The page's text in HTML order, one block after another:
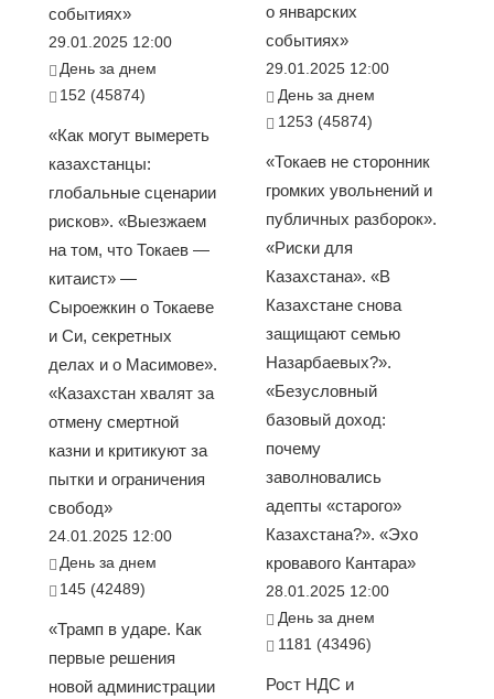
событиях»
29.01.2025 12:00
День за днем
152 (45874)
«Как могут вымереть
казахстанцы:
глобальные сценарии
рисков». «Выезжаем
на том, что Токаев —
китаист» —
Сыроежкин о Токаеве
и Си, секретных
делах и о Масимове».
«Казахстан хвалят за
отмену смертной
казни и критикуют за
пытки и ограничения
свобод»
24.01.2025 12:00
День за днем
145 (42489)
«Трамп в ударе. Как
первые решения
новой администрации
о январских
событиях»
29.01.2025 12:00
День за днем
1253 (45874)
«Токаев не сторонник
громких увольнений и
публичных разборок».
«Риски для
Казахстана». «В
Казахстане снова
защищают семью
Назарбаевых?».
«Безусловный
базовый доход:
почему
заволновались
адепты «старого»
Казахстана?». «Эхо
кровавого Кантара»
28.01.2025 12:00
День за днем
1181 (43496)
Рост НДС и